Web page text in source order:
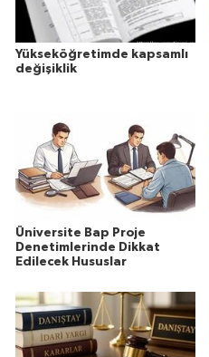
Yükseköğretimde kapsamlı
değişiklik
Üniversite Bap Proje
Denetimlerinde Dikkat
Edilecek Hususlar